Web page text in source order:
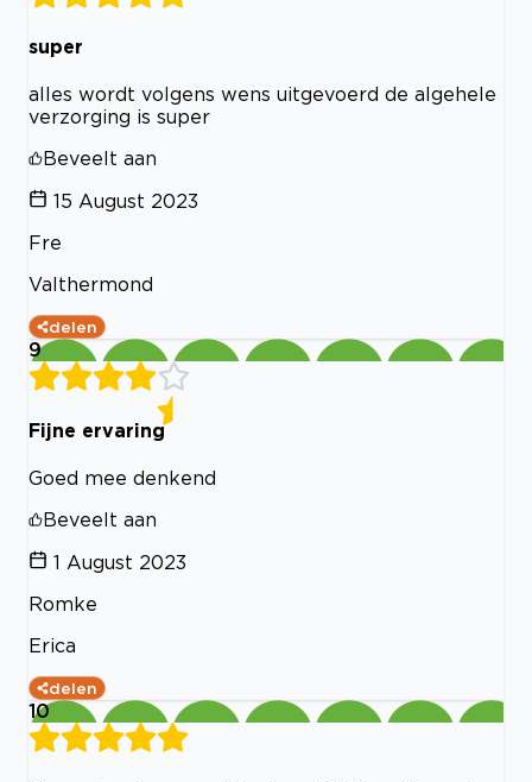
super
alles wordt volgens wens uitgevoerd de algehele
verzorging is super
Beveelt aan
15 August 2023
Fre
Valthermond
delen
9
Fijne ervaring
Goed mee denkend
Beveelt aan
1 August 2023
Romke
Erica
delen
10